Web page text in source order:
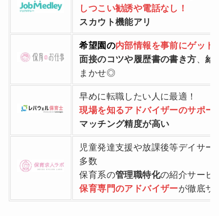
しつこい勧誘や電話なし！
スカウト機能アリ
希望園の内部情報を事前にゲット
面接のコツや履歴書の書き方、 給
まかせ◎
早めに転職したい人に最適！
現場を知るアドバイザーのサポー
マッチング精度が高い
児童発達支援や放課後等デイサー
多数
保育系の管理職特化の紹介サービ
保育専門のアドバイザーが徹底サ